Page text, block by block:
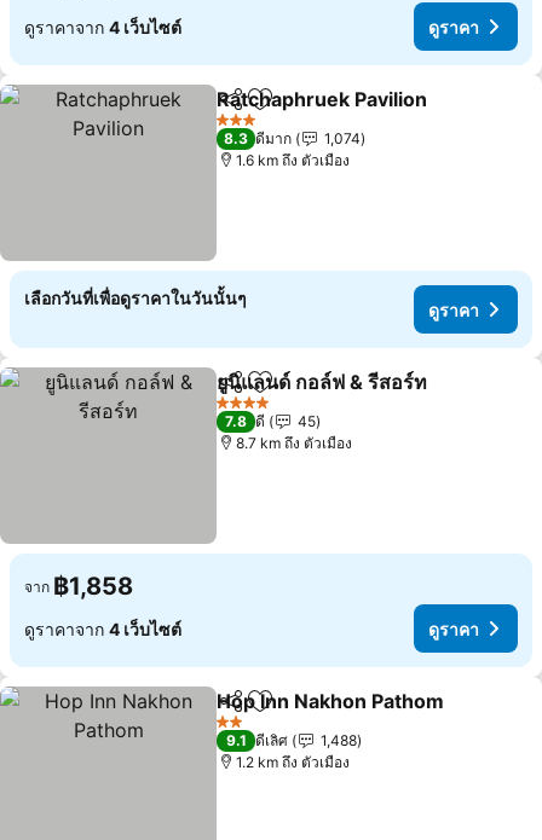
ดูราคาจาก 4 เว็บไซต์ ดูราคา
แชร์ เพิ่มในรายการโปรด
Ratchaphruek Pavilion
3 ดาว
8.3 ดีมาก
1,074
1.6 km ถึง ตัวเมือง
เลือกวันที่เพื่อดูราคาในวันนั้นๆ
ดูราคา
แชร์ เพิ่มในรายการโปรด
ยูนิแลนด์ กอล์ฟ & รีสอร์ท
4 ดาว
7.8 ดี
45
8.7 km ถึง ตัวเมือง
จาก ฿1,858
ดูราคาจาก 4 เว็บไซต์ ดูราคา
แชร์ เพิ่มในรายการโปรด
Hop Inn Nakhon Pathom
2 ดาว
9.1 ดีเลิศ
1,488
1.2 km ถึง ตัวเมือง